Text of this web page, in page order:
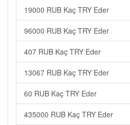
19000 RUB Kaç TRY Eder
96000 RUB Kaç TRY Eder
407 RUB Kaç TRY Eder
13067 RUB Kaç TRY Eder
60 RUB Kaç TRY Eder
435000 RUB Kaç TRY Eder